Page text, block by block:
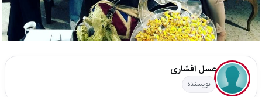
عسل افشاری
نویسنده